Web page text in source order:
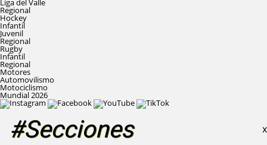
Liga del Valle
Regional
Hockey
Infantil
Juvenil
Regional
Rugby
Infantil
Regional
Motores
Automovilismo
Motociclismo
Mundial 2026
#Secciones X